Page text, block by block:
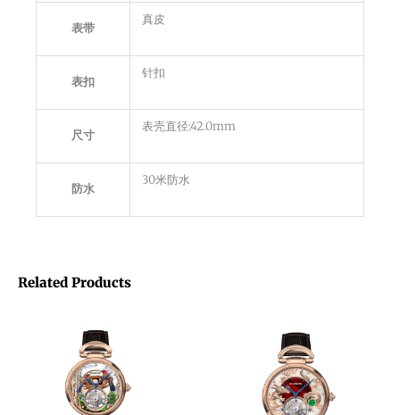
表带
真皮
表扣
针扣
尺寸
表壳直径:42.0mm
防水
30米防水
Related Products